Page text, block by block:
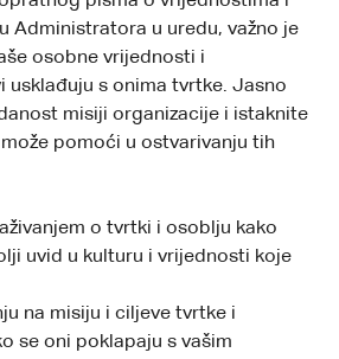
Administratora u uredu, važno je
osobne vrijednosti i
usklađuju s onima tvrtke. Jasno
misiji organizacije i istaknite
pomoći u ostvarivanju tih
o tvrtki i osoblju kako
uvid u kulturu i vrijednosti koje
na misiju i ciljeve tvrtke i
se oni poklapaju s vašim